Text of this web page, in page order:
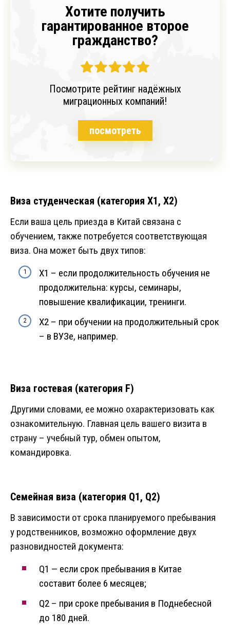
Хотите получить
гарантированное второе
гражданство?
Посмотрите рейтинг надёжных
миграционных компаний!
посмотреть
Виза студенческая (категория Х1, Х2)
Если ваша цель приезда в Китай связана с
обучением, также потребуется соответствующая
виза. Она может быть двух типов:
Х1 – если продолжительность обучения не
продолжительна: курсы, семинары,
повышение квалификации, тренинги.
Х2 – при обучении на продолжительный срок
– в ВУЗе, например.
Виза гостевая (категория F)
Другими словами, ее можно охарактеризовать как
ознакомительную. Главная цель вашего визита в
страну – учебный тур, обмен опытом,
командировка.
Семейная виза (категория Q1, Q2)
В зависимости от срока планируемого пребывания
у родственников, возможно оформление двух
разновидностей документа:
Q1 — если срок пребывания в Китае
составит более 6 месяцев;
Q2 – при сроке пребывания в Поднебесной
до 180 дней.